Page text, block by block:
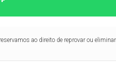
ao direito de reprovar ou